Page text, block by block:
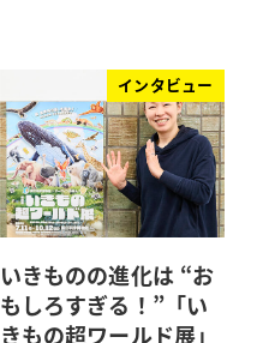
インタビュー
いきものの進化は “お
もしろすぎる！”「い
きもの超ワールド展」